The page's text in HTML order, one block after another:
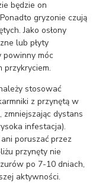
będzie on
gryzonie czują
Jako osłony
lub płyty
powinny móc
przykryciem.
stosować
z przynętą w
zmniejszając dystans
infestacja).
poruszać przez
przynęty nie
po 7-10 dniach,
aktywności.